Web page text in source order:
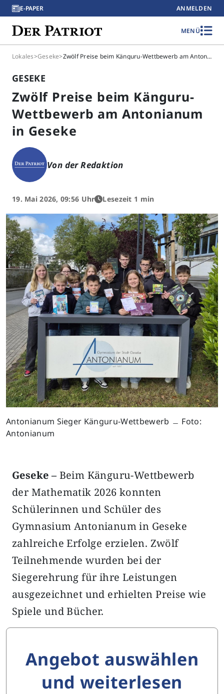
E-PAPER ANMELDEN
MENÜ
Lokales>Geseke> Zwölf Preise beim Känguru-Wettbewerb am Antonianum in Geseke
GESEKE
Zwölf Preise beim Känguru-
Wettbewerb am Antonianum
in Geseke
Von der Redaktion
19. Mai 2026, 09:56 Uhr Lesezeit 1 min
Antonianum Sieger Känguru-Wettbewerb ﹘ Foto:
Antonianum
Geseke – Beim Känguru-Wettbewerb
der Mathematik 2026 konnten
Schülerinnen und Schüler des
Gymnasium Antonianum in Geseke
zahlreiche Erfolge erzielen. Zwölf
Teilnehmende wurden bei der
Siegerehrung für ihre Leistungen
ausgezeichnet und erhielten Preise wie
Spiele und Bücher.
Angebot auswählen
und weiterlesen